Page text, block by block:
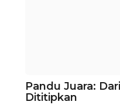
Pandu Juara:
Dititipkan